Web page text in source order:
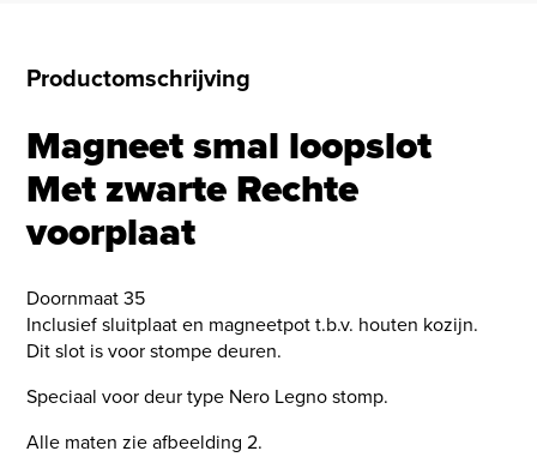
Productomschrijving
Magneet smal loopslot
Met zwarte Rechte
voorplaat
Doornmaat 35
Inclusief sluitplaat en magneetpot t.b.v. houten kozijn.
Dit slot is voor stompe deuren.
Speciaal voor deur type Nero Legno stomp.
Alle maten zie afbeelding 2.